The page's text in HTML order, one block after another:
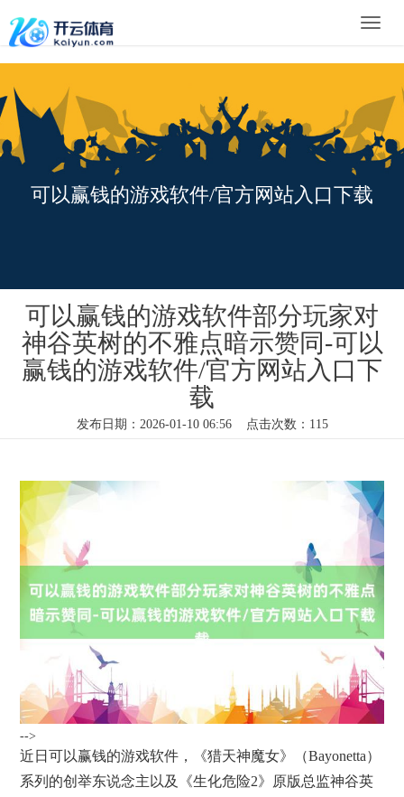
Toggle
可以赢钱的游戏软件/官方网站入口下载
可以赢钱的游戏软件部分玩家对
神谷英树的不雅点暗示赞同-可以
赢钱的游戏软件/官方网站入口下
载
发布日期：2026-01-10 06:56 点击次数：115
-->
近日可以赢钱的游戏软件，《猎天神魔女》（Bayonetta）
系列的创举东说念主以及《生化危险2》原版总监神谷英